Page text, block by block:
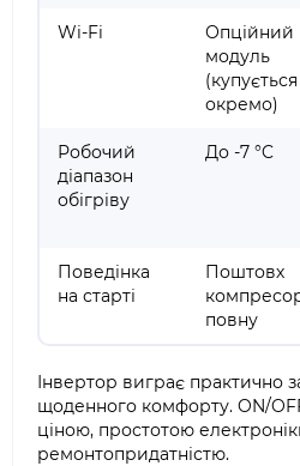
Wi-Fi
Опційний
модуль
(купується
окремо)
Робочий
діапазон
обігріву
До -7 °C
Поведінка
на старті
Поштовх
повну
Інвертор виграє практично
щоденного комфорту. ON/
ціною, простотою
ремонтопридатністю.